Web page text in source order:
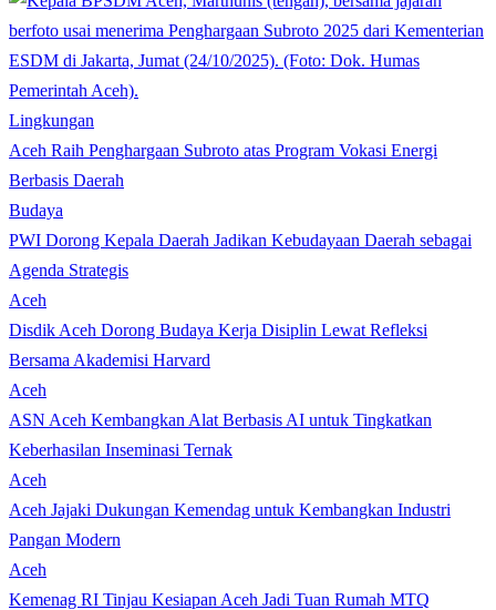
Lingkungan
Aceh Raih Penghargaan Subroto atas Program Vokasi Energi
Berbasis Daerah
Budaya
PWI Dorong Kepala Daerah Jadikan Kebudayaan Daerah sebagai
Agenda Strategis
Aceh
Disdik Aceh Dorong Budaya Kerja Disiplin Lewat Refleksi
Bersama Akademisi Harvard
Aceh
ASN Aceh Kembangkan Alat Berbasis AI untuk Tingkatkan
Keberhasilan Inseminasi Ternak
Aceh
Aceh Jajaki Dukungan Kemendag untuk Kembangkan Industri
Pangan Modern
Aceh
Kemenag RI Tinjau Kesiapan Aceh Jadi Tuan Rumah MTQ